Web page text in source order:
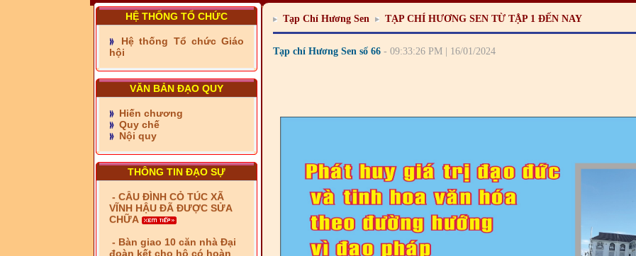
HỆ THỐNG TỔ CHỨC
Hệ thống Tổ chức Giáo
hội
VĂN BẢN ĐẠO QUY
Hiến chương
Quy chế
Nội quy
THÔNG TIN ĐẠO SỰ
- Xã Châu Phú khánh
thành cầu Kênh 7 - Nam
- Xã Phú Lâm bàn giao 9
căn nhà Đại đoàn kết
- KHỞI CÔNG XÂY CẦU
RẠCH SÚC XÃ MỸ THUẬN
TỈNH VĨNH LONG
- CẦU ĐÌNH CỎ TÚC XÃ
VĨNH HẬU ĐÃ ĐƯỢC SỬA
CHỮA
- Bàn giao 10 căn nhà Đại
đoàn kết cho hộ có hoàn
cảnh khó khăn tại xã Tây
Yên
- LỄ RA QUÂN DẬM VÁ,
Tạp Chí Hương Sen TẠP CHÍ HƯƠNG SEN TỪ TẬP 1 ĐẾN NAY
Tạp chí Hương Sen số 66 - 09:33:26 PM | 16/01/2024